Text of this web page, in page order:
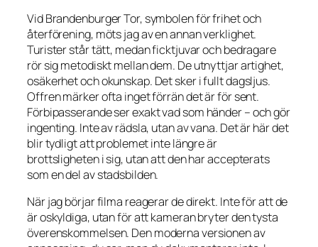
Vid Brandenburger Tor, symbolen för frihet och
återförening, möts jag av en annan verklighet.
Turister står tätt, medan ficktjuvar och bedragare
rör sig metodiskt mellan dem. De utnyttjar artighet,
osäkerhet och okunskap. Det sker i fullt dagsljus.
Offren märker ofta inget förrän det är för sent.
Förbipasserande ser exakt vad som händer – och gör
ingenting. Inte av rädsla, utan av vana. Det är här det
blir tydligt att problemet inte längre är
brottsligheten i sig, utan att den har accepterats
som en del av stadsbilden.
När jag börjar filma reagerar de direkt. Inte för att de
är oskyldiga, utan för att kameran bryter den tysta
överenskommelsen. Den moderna versionen av